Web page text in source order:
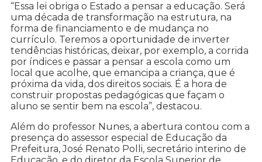
“Essa lei obriga o Estado a pensar a educação. Será
uma década de transformação na estrutura, na
forma de financiamento e de mudança no
currículo. Teremos a oportunidade de inverter
tendências históricas, deixar, por exemplo, a corrida
por índices e passar a pensar a escola como um
local que acolhe, que emancipa a criança, que é
próxima da vida, dos direitos sociais. É a hora de
construir propostas pedagógicas que façam o
aluno se sentir bem na escola”, destacou.
Além do professor Nunes, a abertura contou com a
presença do assessor especial de Educação da
Prefeitura, José Renato Polli, secretário interino de